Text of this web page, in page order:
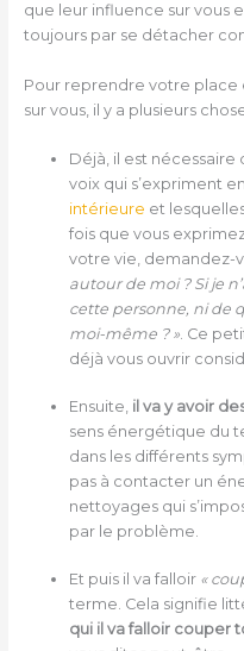
que leur influence sur vous
toujours par se détacher
Pour reprendre votre place
sur vous, il y a plusieurs
Déjà, il est nécessaire
voix qui s’expriment
intérieure et
fois que vous
votre vie, demandez-
autour de moi ? Si je
cette personne, ni de
moi-même ? ». Ce
déjà vous ouvrir
Ensuite, il va y avoir
sens énergétique du
dans les différents
pas à contacter un
nettoyages qui
par le problème.
Et puis il va falloir «
terme. Cela signifie
qui il va falloir couper